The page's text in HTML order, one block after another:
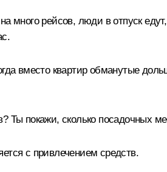
много рейсов, люди в отпуск
вместо квартир обманутые
Ты покажи, сколько посадочных
с привлечением средств.